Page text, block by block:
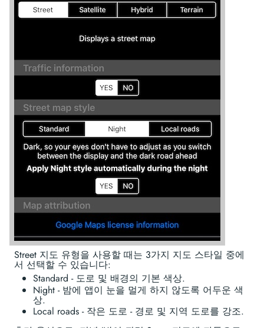
Street 지도 유형을 사용할 때는 3가지 지도 스타일 중에
서 선택할 수 있습니다:
Standard - 도로 및 배경의 기본 색상.
Night - 밤에 앱이 눈을 멀게 하지 않도록 어두운 색
상.
Local roads - 작은 도로 - 경로 및 지역 도로를 강조.